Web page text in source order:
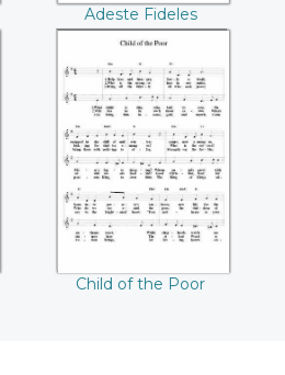
Adeste Fideles
Child of the Poor
Child of the Poor